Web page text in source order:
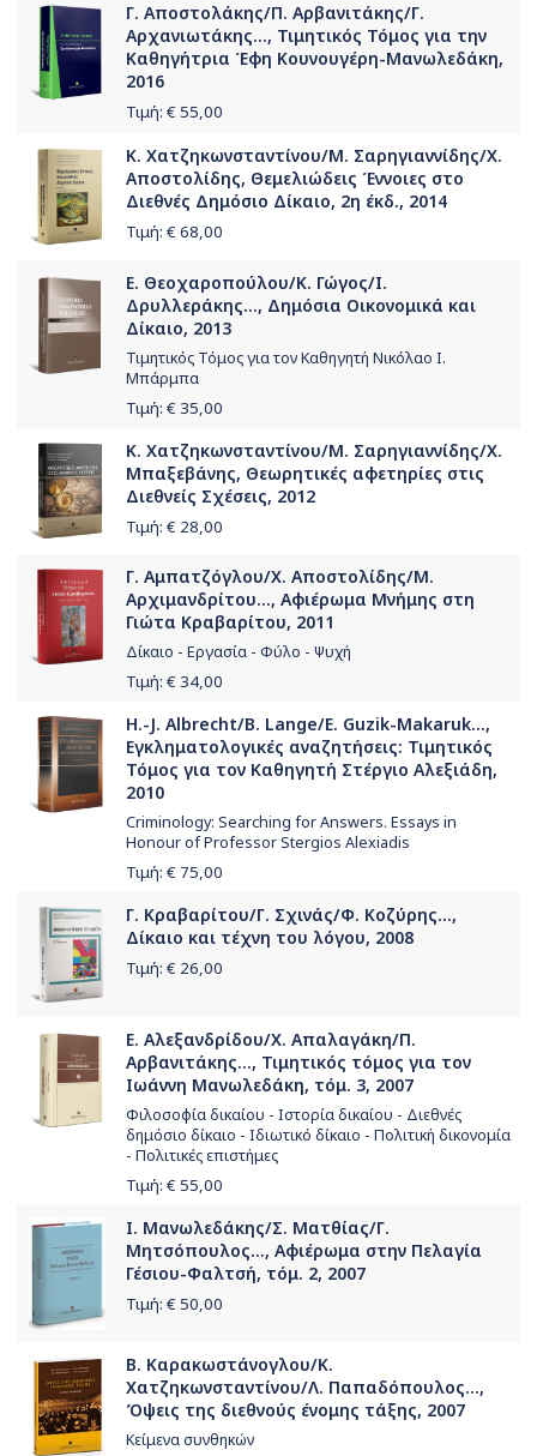
Γ. Αποστολάκης/Π. Αρβανιτάκης/Γ.
Αρχανιωτάκης..., Τιμητικός Τόμος για την
Καθηγήτρια Έφη Κουνουγέρη-Μανωλεδάκη,
2016
Τιμή: € 55,00
Κ. Χατζηκωνσταντίνου/Μ. Σαρηγιαννίδης/Χ.
Αποστολίδης, Θεμελιώδεις Έννοιες στο
Διεθνές Δημόσιο Δίκαιο, 2η έκδ., 2014
Τιμή: € 68,00
Ε. Θεοχαροπούλου/Κ. Γώγος/Ι.
Δρυλλεράκης..., Δημόσια Οικονομικά και
Δίκαιο, 2013
Τιμητικός Τόμος για τον Καθηγητή Νικόλαο Ι.
Μπάρμπα
Τιμή: € 35,00
Κ. Χατζηκωνσταντίνου/Μ. Σαρηγιαννίδης/Χ.
Μπαξεβάνης, Θεωρητικές αφετηρίες στις
Διεθνείς Σχέσεις, 2012
Τιμή: € 28,00
Γ. Αμπατζόγλου/Χ. Αποστολίδης/Μ.
Αρχιμανδρίτου..., Αφιέρωμα Μνήμης στη
Γιώτα Κραβαρίτου, 2011
Δίκαιο - Εργασία - Φύλο - Ψυχή
Τιμή: € 34,00
H.-J. Albrecht/B. Lange/E. Guzik-Makaruk...,
Εγκληματολογικές αναζητήσεις: Τιμητικός
Τόμος για τον Καθηγητή Στέργιο Αλεξιάδη,
2010
Criminology: Searching for Answers. Essays in
Honour of Professor Stergios Alexiadis
Τιμή: € 75,00
Γ. Κραβαρίτου/Γ. Σχινάς/Φ. Κοζύρης...,
Δίκαιο και τέχνη του λόγου, 2008
Τιμή: € 26,00
Ε. Αλεξανδρίδου/Χ. Απαλαγάκη/Π.
Αρβανιτάκης..., Τιμητικός τόμος για τον
Ιωάννη Μανωλεδάκη, τόμ. 3, 2007
Φιλοσοφία δικαίου - Ιστορία δικαίου - Διεθνές
δημόσιο δίκαιο - Ιδιωτικό δίκαιο - Πολιτική δικονομία
- Πολιτικές επιστήμες
Τιμή: € 55,00
Ι. Μανωλεδάκης/Σ. Ματθίας/Γ.
Μητσόπουλος..., Αφιέρωμα στην Πελαγία
Γέσιου-Φαλτσή, τόμ. 2, 2007
Τιμή: € 50,00
Β. Καρακωστάνογλου/Κ.
Χατζηκωνσταντίνου/Λ. Παπαδόπουλος...,
Όψεις της διεθνούς ένομης τάξης, 2007
Κείμενα συνθηκών